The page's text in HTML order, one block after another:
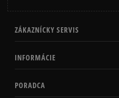
ZÁKAZNÍCKY SERVIS
INFORMÁCIE
PORADCA